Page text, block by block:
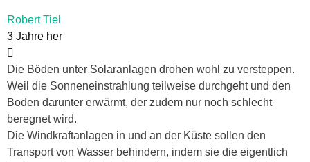
Robert Tiel
3 Jahre her
Die Böden unter Solaranlagen drohen wohl zu versteppen.
Weil die Sonneneinstrahlung teilweise durchgeht und den
Boden darunter erwärmt, der zudem nur noch schlecht
beregnet wird.
Die Windkraftanlagen in und an der Küste sollen den
Transport von Wasser behindern, indem sie die eigentlich